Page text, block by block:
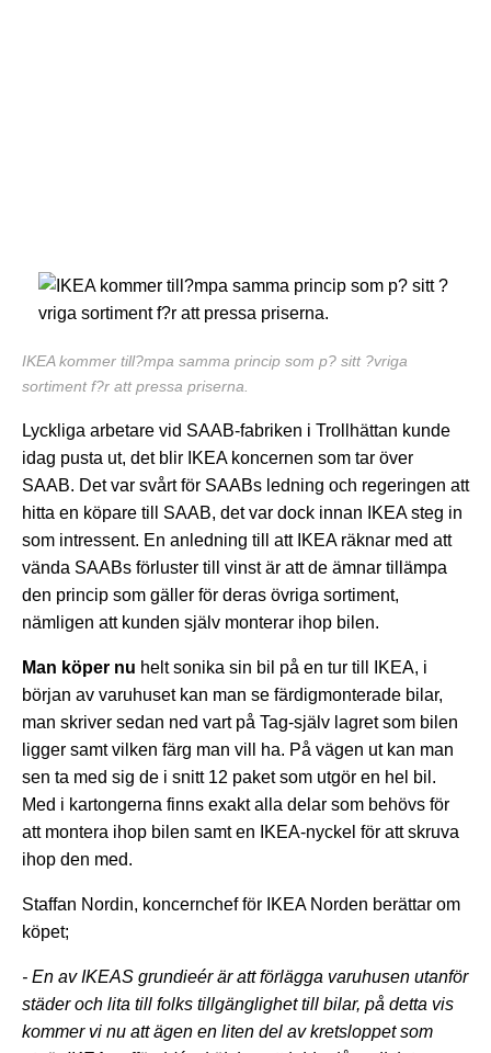
IKEA kommer till?mpa samma princip som p? sitt ?vriga
sortiment f?r att pressa priserna.
Lyckliga arbetare vid SAAB-fabriken i Trollhättan kunde
idag pusta ut, det blir IKEA koncernen som tar över
SAAB. Det var svårt för SAABs ledning och regeringen att
hitta en köpare till SAAB, det var dock innan IKEA steg in
som intressent. En anledning till att IKEA räknar med att
vända SAABs förluster till vinst är att de ämnar tillämpa
den princip som gäller för deras övriga sortiment,
nämligen att kunden själv monterar ihop bilen.
Man köper nu helt sonika sin bil på en tur till IKEA, i
början av varuhuset kan man se färdigmonterade bilar,
man skriver sedan ned vart på Tag-själv lagret som bilen
ligger samt vilken färg man vill ha. På vägen ut kan man
sen ta med sig de i snitt 12 paket som utgör en hel bil.
Med i kartongerna finns exakt alla delar som behövs för
att montera ihop bilen samt en IKEA-nyckel för att skruva
ihop den med.
Staffan Nordin, koncernchef för IKEA Norden berättar om
köpet;
- En av IKEAS grundieér är att förlägga varuhusen utanför
städer och lita till folks tillgänglighet till bilar, på detta vis
kommer vi nu att ägen en liten del av kretsloppet som